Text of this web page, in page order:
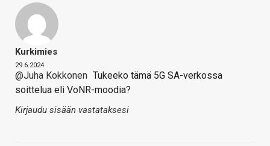
Kurkimies
29.6.2024
@Juha Kokkonen Tukeeko tämä 5G SA-verkossa
soittelua eli VoNR-moodia?
Kirjaudu sisään vastataksesi